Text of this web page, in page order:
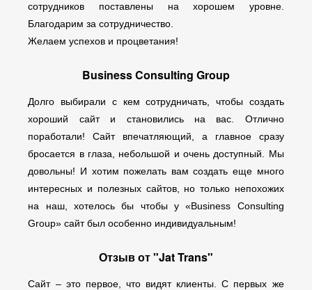
сотрудников поставлены на хорошем уровне.
Благодарим за сотрудничество.
Желаем успехов и процветания!
Business Consulting Group
Долго выбирали с кем сотрудничать, чтобы создать
хороший сайт и становились на вас. Отлично
поработали! Сайт впечатляющий, а главное сразу
бросается в глаза, небольшой и очень доступный. Мы
довольны! И хотим пожелать вам создать еще много
интересных и полезных сайтов, но только непохожих
на наш, хотелось бы чтобы у «Business Consulting
Group» сайт был особенно индивидуальным!
Отзыв от "Jat Trans"
Сайт – это первое, что видят клиенты. С первых же